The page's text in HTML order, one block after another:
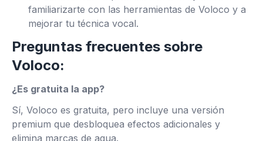
familiarizarte con las herramientas de Voloco y a
mejorar tu técnica vocal.
Preguntas frecuentes sobre
Voloco:
¿Es gratuita la app?
Sí, Voloco es gratuita, pero incluye una versión
premium que desbloquea efectos adicionales y
elimina marcas de agua.